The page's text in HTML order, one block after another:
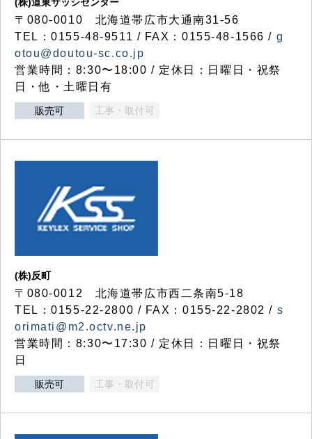
〒080-0010 北海道帯広市大通南31-56
TEL：0155-48-9511 / FAX：0155-48-1566 / g
otou@doutou-sc.co.jp
営業時間：8:30〜18:00 / 定休日：日曜日・祝祭
日・他・土曜日有
販売可 工事・取付可
(株)反町
〒080-0012 北海道帯広市西二条南5-18
TEL：0155-22-2800 / FAX：0155-22-2802 / s
orimati@m2.octv.ne.jp
営業時間：8:30〜17:30 / 定休日：日曜日・祝祭
日
販売可 工事・取付可